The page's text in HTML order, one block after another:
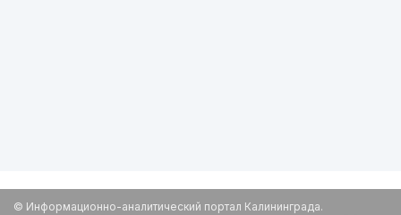
© Информационно-аналитический портал Калининграда.